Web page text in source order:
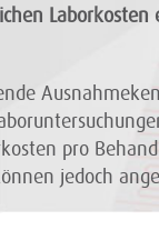
Laborkosten
pro
jedoch